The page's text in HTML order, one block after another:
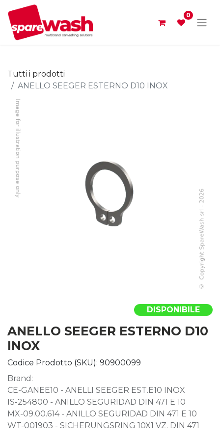
0
Tutti i prodotti
ANELLO SEEGER ESTERNO D10 INOX
DISPONIBILE
ANELLO SEEGER ESTERNO D10
INOX
Codice Prodotto (SKU): 90900099
Brand:
CE-GANEE10 - ANELLI SEEGER EST.E10 INOX
IS-254800 - ANILLO SEGURIDAD DIN 471 E 10
MX-09.00.614 - ANILLO SEGURIDAD DIN 471 E 10
WT-001903 - SICHERUNGSRING 10X1 VZ. DIN 471